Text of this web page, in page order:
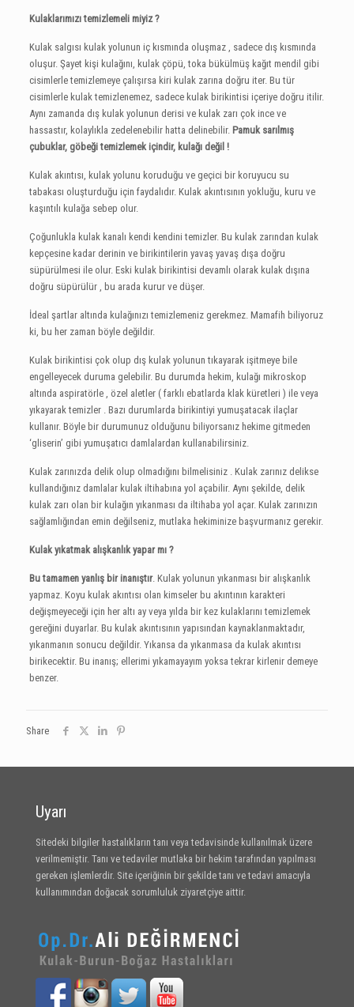
Kulaklarımızı temizlemeli miyiz ?
Kulak salgısı kulak yolunun iç kısmında oluşmaz , sadece dış kısmında
oluşur. Şayet kişi kulağını, kulak çöpü, toka bükülmüş kağıt mendil gibi
cisimlerle temizlemeye çalışırsa kiri kulak zarına doğru iter. Bu tür
cisimlerle kulak temizlenemez, sadece kulak birikintisi içeriye doğru itilir.
Aynı zamanda dış kulak yolunun derisi ve kulak zarı çok ince ve
hassastır, kolaylıkla zedelenebilir hatta delinebilir.Pamuk sarılmış
çubuklar, göbeği temizlemek içindir, kulağı değil !
Kulak akıntısı, kulak yolunu koruduğu ve geçici bir koruyucu su
tabakası oluşturduğu için faydalıdır. Kulak akıntısının yokluğu, kuru ve
kaşıntılı kulağa sebep olur.
Çoğunlukla kulak kanalı kendi kendini temizler. Bu kulak zarından kulak
kepçesine kadar derinin ve birikintilerin yavaş yavaş dışa doğru
süpürülmesi ile olur. Eski kulak birikintisi devamlı olarak kulak dışına
doğru süpürülür , bu arada kurur ve düşer.
İdeal şartlar altında kulağınızı temizlemeniz gerekmez. Mamafih biliyoruz
ki, bu her zaman böyle değildir.
Kulak birikintisi çok olup dış kulak yolunun tıkayarak işitmeye bile
engelleyecek duruma gelebilir. Bu durumda hekim, kulağı mikroskop
altında aspiratörle , özel aletler ( farklı ebatlarda klak küretleri ) ile veya
yıkayarak temizler . Bazı durumlarda birikintiyi yumuşatacak ilaçlar
kullanır. Böyle bir durumunuz olduğunu biliyorsanız hekime gitmeden
‘gliserin’ gibi yumuşatıcı damlalardan kullanabilirsiniz.
Kulak zarınızda delik olup olmadığını bilmelisiniz . Kulak zarınız delikse
kullandığınız damlalar kulak iltihabına yol açabilir. Aynı şekilde, delik
kulak zarı olan bir kulağın yıkanması da iltihaba yol açar. Kulak zarınızın
sağlamlığından emin değilseniz, mutlaka hekiminize başvurmanız gerekir.
Kulak yıkatmak alışkanlık yapar mı ?
Bu tamamen yanlış bir inanıştır. Kulak yolunun yıkanması bir alışkanlık
yapmaz. Koyu kulak akıntısı olan kimseler bu akıntının karakteri
değişmeyeceği için her altı ay veya yılda bir kez kulaklarını temizlemek
gereğini duyarlar. Bu kulak akıntısının yapısından kaynaklanmaktadır,
yıkanmanın sonucu değildir. Yıkansa da yıkanmasa da kulak akıntısı
birikecektir. Bu inanış; ellerimi yıkamayayım yoksa tekrar kirlenir demeye
benzer.
Share
Uyarı
Sitedeki bilgiler hastalıkların tanı veya tedavisinde kullanılmak üzere
verilmemiştir. Tanı ve tedaviler mutlaka bir hekim tarafından yapılması
gereken işlemlerdir. Site içeriğinin bir şekilde tanı ve tedavi amacıyla
kullanımından doğacak sorumluluk ziyaretçiye aittir.